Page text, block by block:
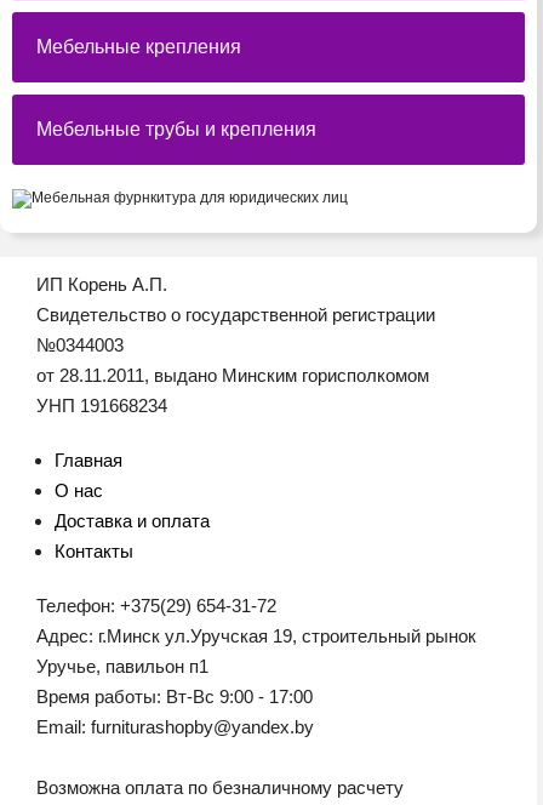
Мебельные крепления
Мебельные трубы и крепления
ИП Корень А.П.
Свидетельство о государственной регистрации
№0344003
от 28.11.2011, выдано Минским горисполкомом
УНП 191668234
Главная
О нас
Доставка и оплата
Контакты
Телефон: +375(29) 654-31-72
Адрес: г.Минск ул.Уручская 19, строительный рынок
Уручье, павильон п1
Время работы: Вт-Вс 9:00 - 17:00
Email: furniturashopby@yandex.by
Возможна оплата по безналичному расчету